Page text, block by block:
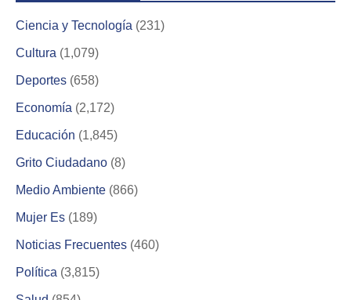
Ciencia y Tecnología (231)
Cultura (1,079)
Deportes (658)
Economía (2,172)
Educación (1,845)
Grito Ciudadano (8)
Medio Ambiente (866)
Mujer Es (189)
Noticias Frecuentes (460)
Política (3,815)